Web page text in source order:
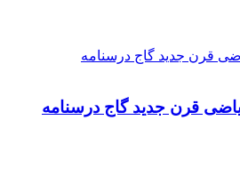
قرن جدید گاج درسنامه